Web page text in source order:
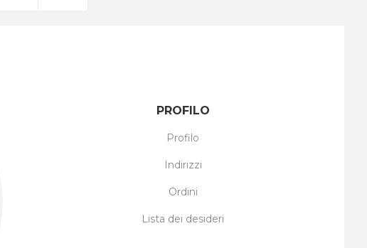
PROFILO
Profilo
Indirizzi
Ordini
Lista dei desideri